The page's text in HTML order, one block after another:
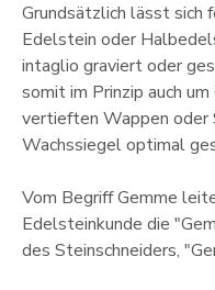
Grundsätzlich lässt sich
Edelstein oder
intaglio graviert oder
somit im Prinzip auch
vertieften Wappen oder
Wachssiegel optimal
Vom Begriff Gemme
Edelsteinkunde die
des Steinschneiders,